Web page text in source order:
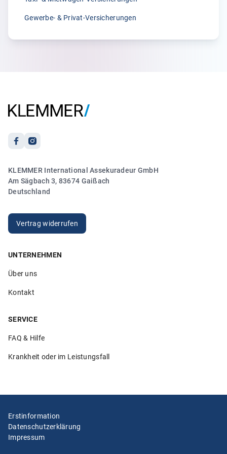
5.00
Anonym
21.03.2026
„Sehr freundlicher und kompetenter Kontakt. Vielen
Dank!“
5.00
„Sehr hilfsbereite Mitarbeiter die ihren Job verstehen. Ich
26.02.2026
5.00
meine Au-pairs bei Klemmer versichere, unkompliziert,
Versicherung, die weder lösungsorientiert noch
unkompliziert war. Der Wechsel zu Klemmer war die
richtige Entscheidung!!!!!“
Gewerbe- & Privat-Versicherungen
KLEMMER International Assekuradeur GmbH
Am Sägbach 3, 83674 Gaißach
Deutschland
Vertrag widerrufen
UNTERNEHMEN
Über uns
Kontakt
SERVICE
FAQ & Hilfe
Krankheit oder im Leistungsfall
Erstinformation
Datenschutzerklärung
Impressum